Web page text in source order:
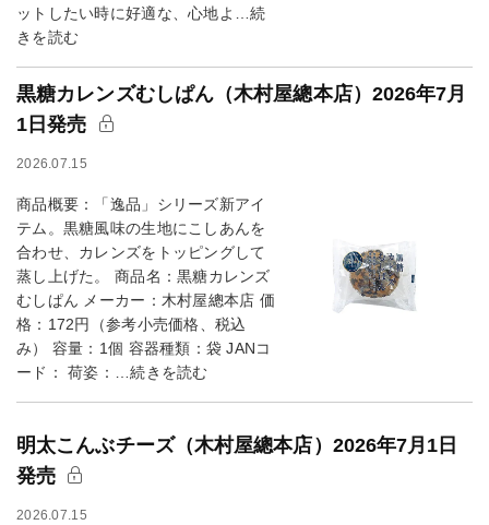
ットしたい時に好適な、心地よ…続
きを読む
黒糖カレンズむしぱん（木村屋總本店）2026年7月
1日発売
2026.07.15
商品概要：「逸品」シリーズ新アイ
テム。黒糖風味の生地にこしあんを
合わせ、カレンズをトッピングして
蒸し上げた。 商品名：黒糖カレンズ
むしぱん メーカー：木村屋總本店 価
格：172円（参考小売価格、税込
み） 容量：1個 容器種類：袋 JANコ
ード： 荷姿：…続きを読む
明太こんぶチーズ（木村屋總本店）2026年7月1日
発売
2026.07.15